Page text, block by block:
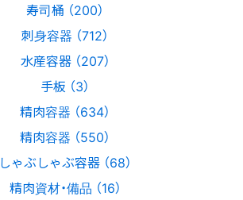
寿司桶 （200）
刺身容器 （712）
水産容器 （207）
手板 （3）
精肉容器 （634）
精肉容器 （550）
しゃぶしゃぶ容器 （68）
精肉資材・備品 （16）